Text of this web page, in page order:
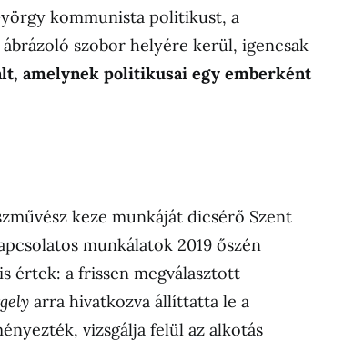
kommunista politikust, a
szobor helyére kerül, igencsak
amelynek politikusai egy emberként
keze munkáját dicsérő Szent
munkálatok 2019 őszén
értek: a frissen megválasztott
arra hivatkozva állíttatta le a
vizsgálja felül az alkotás